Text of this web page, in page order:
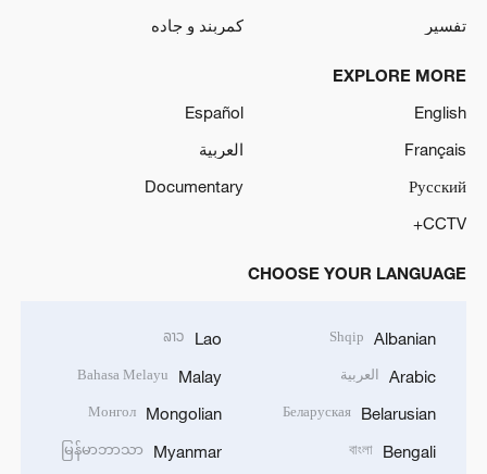
تفسیر
کمربند و جاده
EXPLORE MORE
English
Español
Français
العربية
Русский
Documentary
CCTV+
CHOOSE YOUR LANGUAGE
Albanian
Shqip
Arabic العربية
Belarusian
Беларуская
Bengali
বাংলা
Lao
ລາວ
Malay
Bahasa Melayu
Mongolian
Монгол
Myanmar
မြန်မာဘာသာ